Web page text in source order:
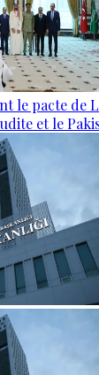
le pacte de
et le